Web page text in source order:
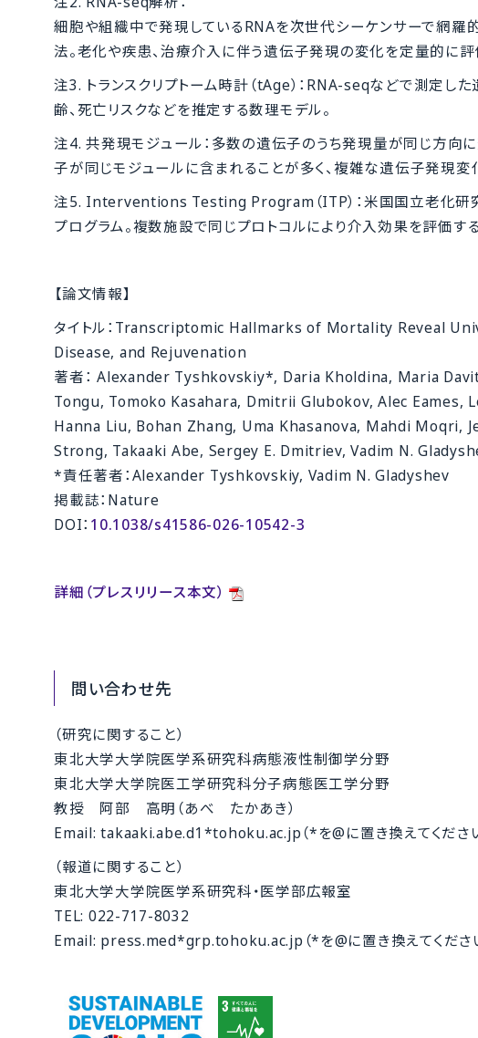
細胞や組織中で発現しているRNAを次世代シーケンサーで網羅
法。老化や疾患、治療介入に伴う遺伝子発現の変化を定量的に評
注3. トランスクリプトーム時計（tAge）：RNA-seqなどで測定し
齢、死亡リスクなどを推定する数理モデル。
注4. 共発現モジュール：多数の遺伝子のうち発現量が同じ方向
子が同じモジュールに含まれることが多く、複雑な遺伝子発現変
注5. Interventions Testing Program（ITP）：米国国立老化研
プログラム。複数施設で同じプロトコルにより介入効果を評価す
【論文情報】
タイトル：Transcriptomic Hallmarks of Mortality Reveal
Disease, and Rejuvenation
著者： Alexander Tyshkovskiy*, Daria Kholdina, Maria
Tongu, Tomoko Kasahara, Dmitrii Glubokov, Alec Eames,
Hanna Liu, Bohan Zhang, Uma Khasanova, Mahdi Moqri,
Strong, Takaaki Abe, Sergey E. Dmitriev, Vadim N.
*責任著者：Alexander Tyshkovskiy, Vadim N. Gladyshev
掲載誌：Nature
DOI： 10.1038/s41586-026-10542-3
詳細（プレスリリース本文）
問い合わせ先
（研究に関すること）
東北大学大学院医学系研究科病態液性制御学分野
東北大学大学院医工学研究科分子病態医工学分野
教授 阿部 高明（あべ たかあき）
Email: takaaki.abe.d1*tohoku.ac.jp（*を@に置き換えてください
（報道に関すること）
東北大学大学院医学系研究科・医学部広報室
TEL: 022-717-8032
Email: press.med*grp.tohoku.ac.jp（*を@に置き換えてくださ